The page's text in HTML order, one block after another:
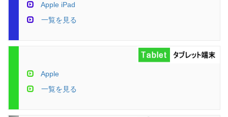
Apple iPad
一覧を見る
Apple
一覧を見る